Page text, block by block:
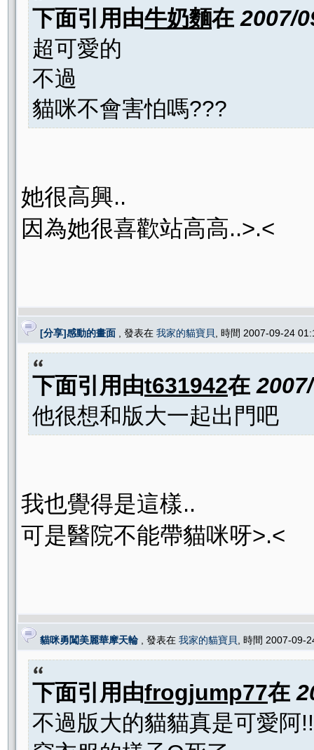
下面引用由牛奶麵在2007/
超可愛的
不過
貓咪不會害怕嗎???
她很高興..
因為她很喜歡站高高..>.<
[分享]感動的畫面 , 發表在 我家的貓寶貝 , 時間 2007-09-24
下面引用由t631942在
他很想和版大一起出門吧
我也覺得是這樣..
可是醫院不能帶貓咪呀>.<
貓咪勇闖美麗華摩天輪 , 發表在 我家的貓寶貝 , 時間 2007-09-
下面引用由frogjump77在
不過版大的貓貓真是可愛阿